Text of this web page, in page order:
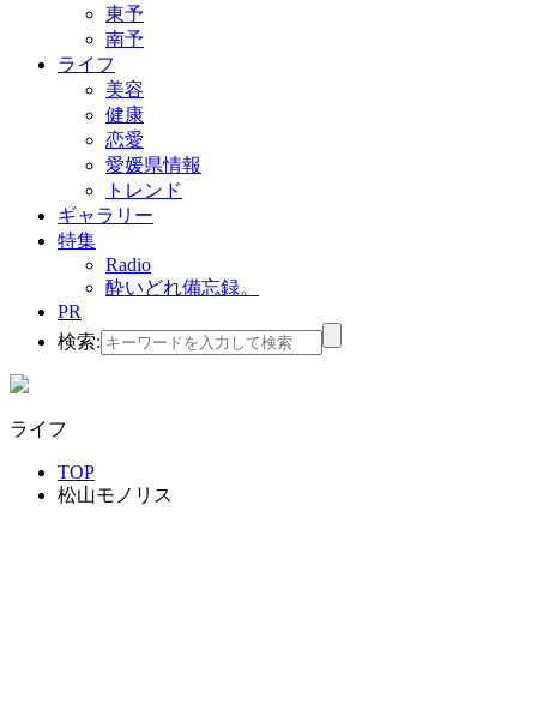
東予
南予
ライフ
美容
健康
恋愛
愛媛県情報
トレンド
ギャラリー
特集
Radio
酔いどれ備忘録。
PR
検索:
ライフ
TOP
松山モノリス